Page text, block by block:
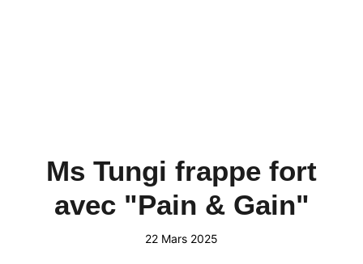
Ms Tungi frappe fort
avec "Pain & Gain"
22 Mars 2025